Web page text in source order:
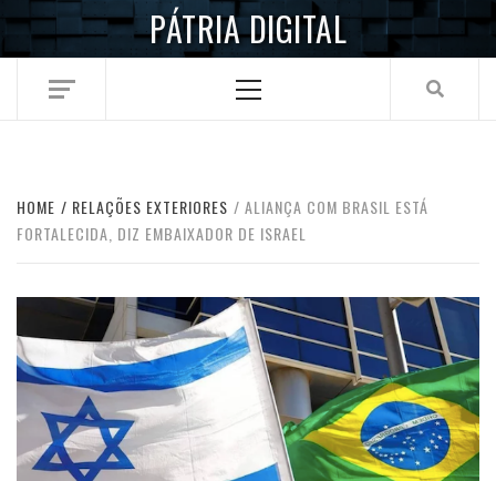
Skip
PÁTRIA DIGITAL
Menu
HOME RELAÇÕES EXTERIORES
ALIANÇA COM BRASIL ESTÁ
FORTALECIDA, DIZ EMBAIXADOR DE ISRAEL